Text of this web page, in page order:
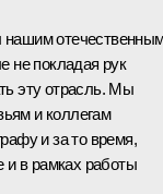
не покладая рук
эту отрасль. Мы
и коллегам
и за то время,
и в рамках работы